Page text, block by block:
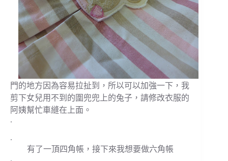
門的地方因為容易拉扯到，所以可以加強一下，我
剪下女兒用不到的圍兜兜上的兔子，請修改衣服的
阿姨幫忙車縫在上面。
.
.
有了一頂四角帳，接下來我想要做六角帳
.